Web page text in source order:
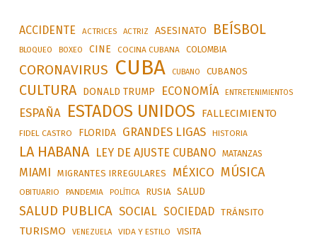
ACCIDENTE ACTRICES ACTRIZ ASESINATO BEÍSBOL
BLOQUEO BOXEO CINE COCINA CUBANA COLOMBIA
CORONAVIRUS CUBA CUBANO CUBANOS
CULTURA DONALD TRUMP ECONOMÍA ENTRETENIMIENTOS
ESPAÑA ESTADOS UNIDOS FALLECIMIENTO
FIDEL CASTRO FLORIDA GRANDES LIGAS HISTORIA
LA HABANA LEY DE AJUSTE CUBANO MATANZAS
MIAMI MIGRANTES IRREGULARES MÉXICO MÚSICA
OBITUARIO PANDEMIA POLÍTICA RUSIA SALUD
SALUD PUBLICA SOCIAL SOCIEDAD TRÁNSITO
TURISMO VENEZUELA VIDA Y ESTILO VISITA